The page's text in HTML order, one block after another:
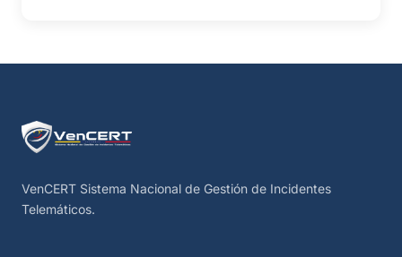
VenCERT Sistema Nacional de Gestión de Incidentes
Telemáticos.